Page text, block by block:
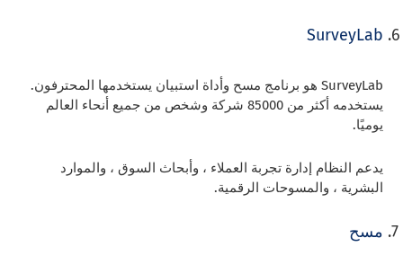
SurveyLab
SurveyLab هو برنامج مسح وأداة استبيان يستخدمها المحترفون.
يستخدمه أكثر من 85000 شركة وشخص من جميع أنحاء العالم
يوميًا.
يدعم النظام إدارة تجربة العملاء ، وأبحاث السوق ، والموارد
البشرية ، والمسوحات الرقمية.
مسح